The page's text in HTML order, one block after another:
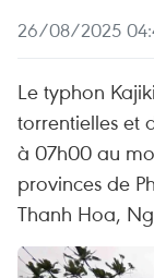
26/08/2025
Le typhon
torrentielles et
à 07h00 au
provinces de
Thanh Hoa,